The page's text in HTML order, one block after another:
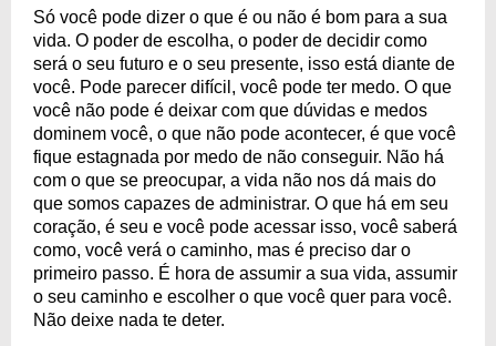
Só você pode dizer o que é ou não é bom para a sua
vida. O poder de escolha, o poder de decidir como
será o seu futuro e o seu presente, isso está diante de
você. Pode parecer difícil, você pode ter medo. O que
você não pode é deixar com que dúvidas e medos
dominem você, o que não pode acontecer, é que você
fique estagnada por medo de não conseguir. Não há
com o que se preocupar, a vida não nos dá mais do
que somos capazes de administrar. O que há em seu
coração, é seu e você pode acessar isso, você saberá
como, você verá o caminho, mas é preciso dar o
primeiro passo. É hora de assumir a sua vida, assumir
o seu caminho e escolher o que você quer para você.
Não deixe nada te deter.